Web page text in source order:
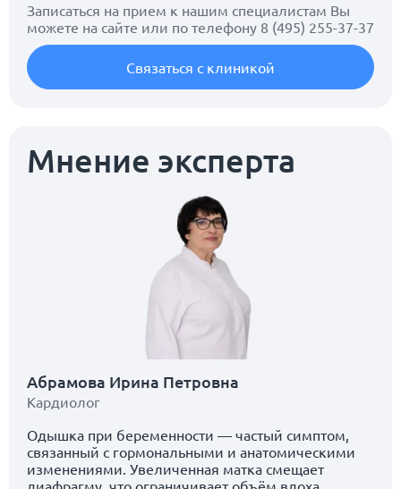
Записаться на прием к нашим специалистам Вы
можете на сайте или по телефону 8 (495) 255-37-37
Связаться с клиникой
Мнение эксперта
Абрамова Ирина Петровна
Кардиолог
Одышка при беременности — частый симптом,
связанный с гормональными и анатомическими
изменениями. Увеличенная матка смещает